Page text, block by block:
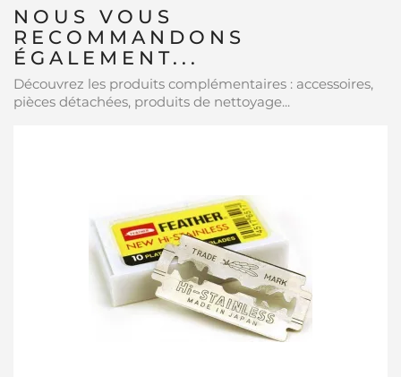
NOUS VOUS
RECOMMANDONS
ÉGALEMENT...
Découvrez les produits complémentaires : accessoires,
pièces détachées, produits de nettoyage...